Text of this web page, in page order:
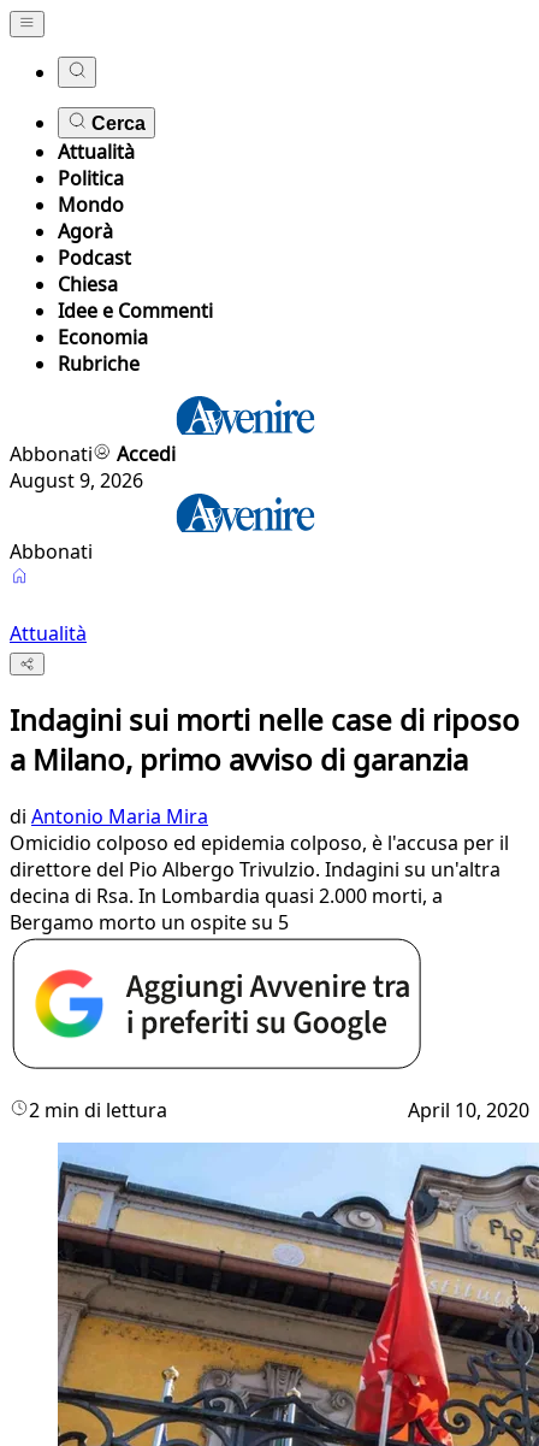
Cerca
Attualità
Politica
Mondo
Agorà
Podcast
Chiesa
Idee e Commenti
Economia
Rubriche
Abbonati
Accedi
August 9, 2026
Abbonati
Attualità
Indagini sui morti nelle case di riposo
a Milano, primo avviso di garanzia
di Antonio Maria Mira
Omicidio colposo ed epidemia colposo, è l'accusa per il
direttore del Pio Albergo Trivulzio. Indagini su un'altra
decina di Rsa. In Lombardia quasi 2.000 morti, a
Bergamo morto un ospite su 5
2 min di lettura April 10, 2020